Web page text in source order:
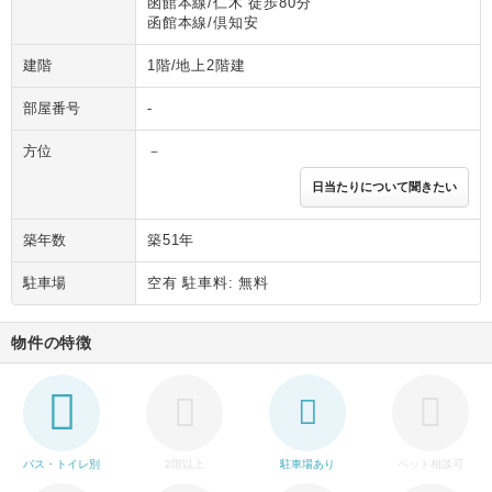
函館本線/倶知安
建階 1階/地上2階建
部屋番号 -
方位 －
日当たりについて聞きたい
築年数 築51年
駐車場 空有 駐車料: 無料
物件の特徴
バス・トイレ別 2階以上 駐車場あり ペット相談可